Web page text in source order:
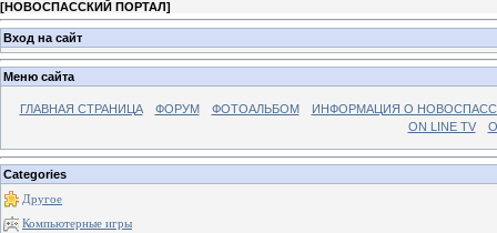
[НОВОСПАССКИЙ ПОРТАЛ]
Вход на сайт
Меню сайта
ГЛАВНАЯ СТРАНИЦА ФОРУМ ФОТОАЛЬБОМ
ИНФОРМАЦИЯ О
ON LINE TV
Categories
Другое
Компьютерные игры